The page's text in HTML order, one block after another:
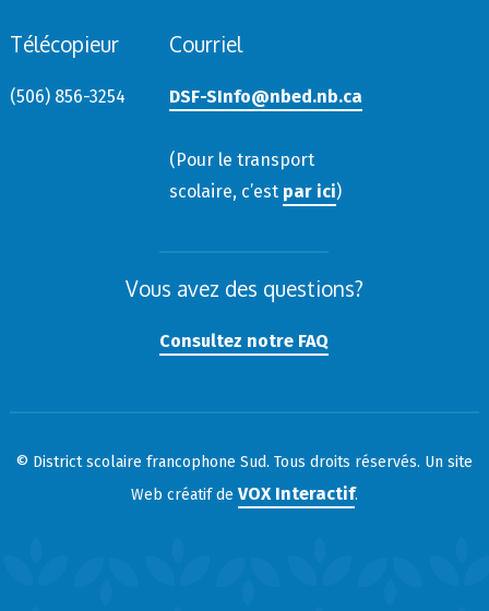
Télécopieur
(506) 856-3254
Courriel
DSF-SInfo@nbed.nb.ca
(Pour le transport
scolaire, c’est par ici)
Vous avez des questions?
Consultez notre FAQ
© District scolaire francophone Sud. Tous droits réservés. Un site
Web créatif de VOX Interactif.